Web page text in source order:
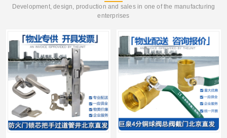
Development, design, production and sales in one of the manufacturing
enterprises